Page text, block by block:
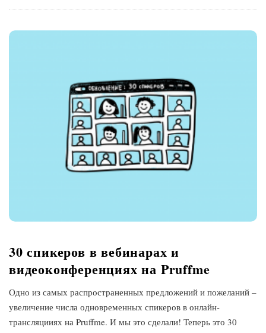
30 спикеров в вебинарах и
видеоконференциях на Pruffme
Одно из самых распространенных предложений и пожеланий –
увеличение числа одновременных спикеров в онлайн-
трансляцииях на Pruffme. И мы это сделали! Теперь это 30